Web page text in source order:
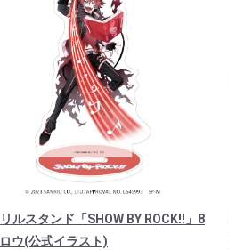
ルスタンド「SHOW BY ROCK!!」8
ウ(公式イラスト)